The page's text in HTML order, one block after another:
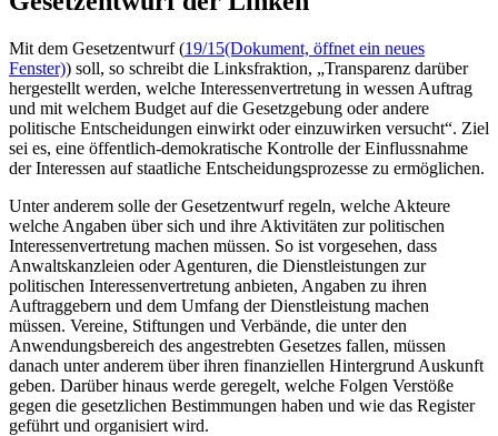
Mit dem Gesetzentwurf (19/15(Dokument, öffnet ein neues
Fenster)) soll, so schreibt die Linksfraktion, „Transparenz darüber
hergestellt werden, welche Interessenvertretung in wessen Auftrag
und mit welchem Budget auf die Gesetzgebung oder andere
politische Entscheidungen einwirkt oder einzuwirken versucht“. Ziel
sei es, eine öffentlich-demokratische Kontrolle der Einflussnahme
der Interessen auf staatliche Entscheidungsprozesse zu ermöglichen.
Unter anderem solle der Gesetzentwurf regeln, welche Akteure
welche Angaben über sich und ihre Aktivitäten zur politischen
Interessenvertretung machen müssen. So ist vorgesehen, dass
Anwaltskanzleien oder Agenturen, die Dienstleistungen zur
politischen Interessenvertretung anbieten, Angaben zu ihren
Auftraggebern und dem Umfang der Dienstleistung machen
müssen. Vereine, Stiftungen und Verbände, die unter den
Anwendungsbereich des angestrebten Gesetzes fallen, müssen
danach unter anderem über ihren finanziellen Hintergrund Auskunft
geben. Darüber hinaus werde geregelt, welche Folgen Verstöße
gegen die gesetzlichen Bestimmungen haben und wie das Register
geführt und organisiert wird.